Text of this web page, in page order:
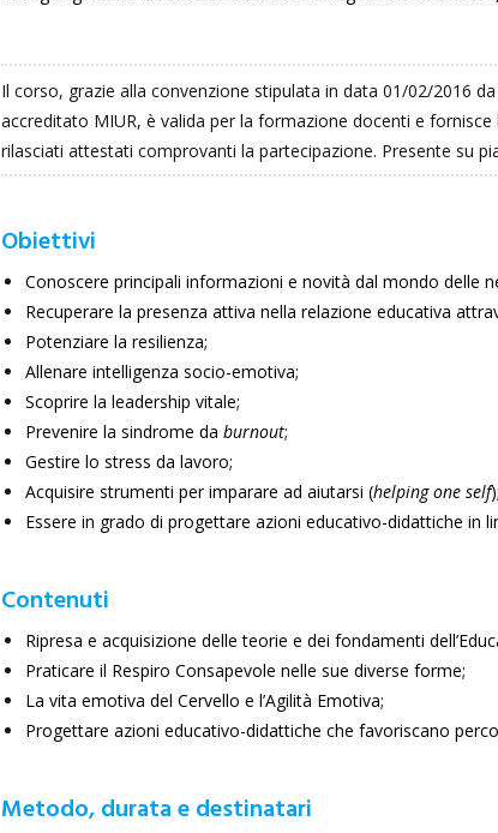
Il corso, grazie alla convenzione stipulata in data 01/02/2016
accreditato MIUR, è valida per la formazione docenti e
rilasciati attestati comprovanti la partecipazione. Presente su
Obiettivi
Conoscere principali informazioni e novità dal mondo delle
Recuperare la presenza attiva nella relazione educativa
Potenziare la resilienza;
Allenare intelligenza socio-emotiva;
Scoprire la leadership vitale;
Prevenire la sindrome da burnout;
Gestire lo stress da lavoro;
Acquisire strumenti per imparare ad aiutarsi (helping one self);
Essere in grado di progettare azioni educativo-didattiche in
Contenuti
Ripresa e acquisizione delle teorie e dei fondamenti
Praticare il Respiro Consapevole nelle sue diverse forme;
La vita emotiva del Cervello e l’Agilità Emotiva;
Progettare azioni educativo-didattiche che favoriscano
Metodo, durata e destinatari